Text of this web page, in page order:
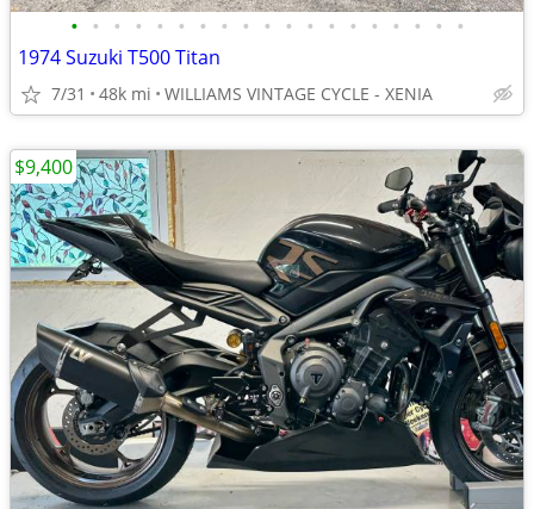
• • • • • • • • • • • • • • • • • • •
1974 Suzuki T500 Titan
7/31 48k mi WILLIAMS VINTAGE CYCLE - XENIA
$9,400